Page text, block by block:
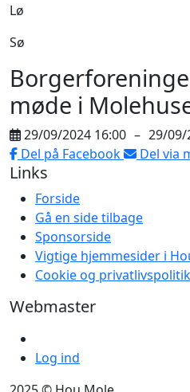
Lø
Sø
møde i
29/09/2024 16:00 – 29/09/
Del på Facebook
Del via
Links
Forside
Gå en side tilbage
Sponsorside
Vigtige hjemmesider i
Cookie og privatlivspolitik
Webmaster
Log ind